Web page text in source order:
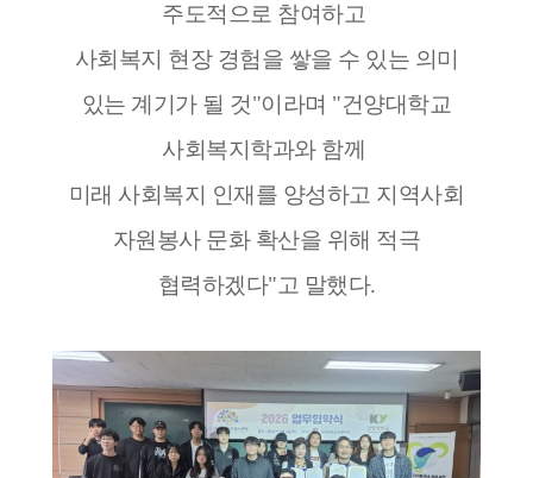
주도적으로 참여하고
사회복지 현장 경험을 쌓을 수 있는 의미
있는 계기가 될 것"이라며 "건양대학교
사회복지학과와 함께
미래 사회복지 인재를 양성하고 지역사회
자원봉사 문화 확산을 위해 적극
협력하겠다"고 말했다.